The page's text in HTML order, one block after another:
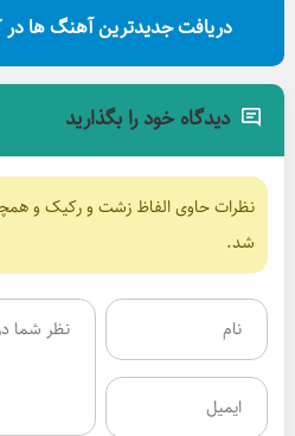
دریافت جدیدترین آهنگ ها در
دیدگاه خود را بگذارید
نظرات حاوی الفاظ زشت و رکیک و
شد.